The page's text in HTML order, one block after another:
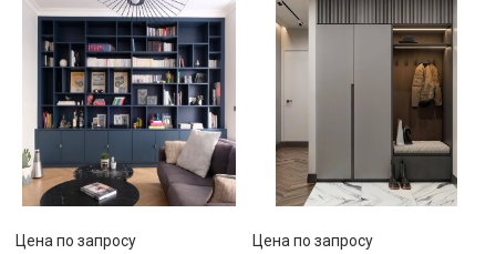
Цена по запросу
Цена по запросу